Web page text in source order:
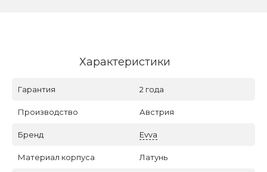
Характеристики
Гарантия 2 года
Производство Австрия
Бренд Evva
Материал корпуса Латунь